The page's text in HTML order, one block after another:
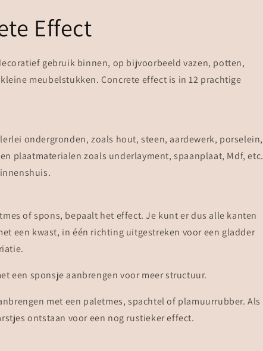
Effect
gebruik binnen, op bijvoorbeeld vazen, potten,
meubelstukken. Concrete effect is in 12 prachtige
ondergronden, zoals hout, steen, aardewerk, porselein,
plaatmaterialen zoals underlayment, spaanplaat, Mdf, etc.
of spons, bepaalt het effect. Je kunt er dus alle kanten
een kwast, in één richting uitgestreken voor een gladder
een sponsje aanbrengen voor meer structuur.
met een paletmes, spachtel of plamuurrubber. Als
ontstaan voor een nog rustieker effect.